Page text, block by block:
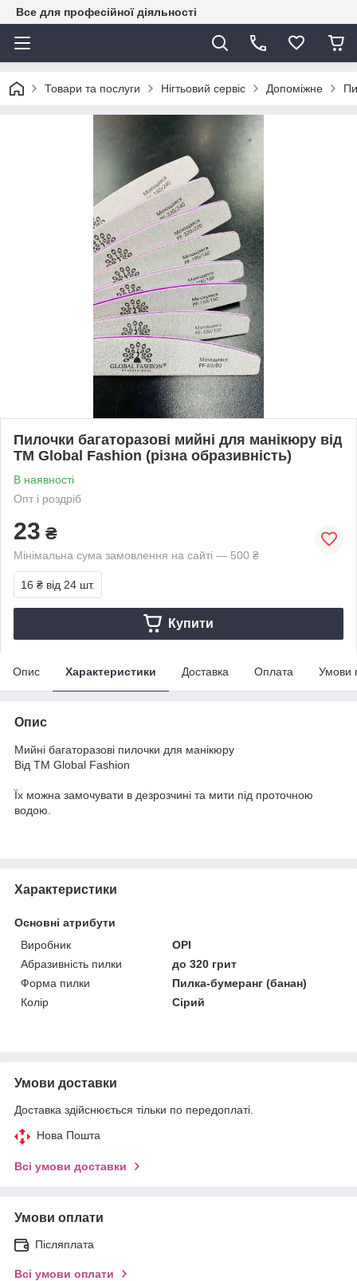
Все для професійної діяльності
Товари та послуги Нігтьовий сервіс Допоміжне
Пилочки багаторазові мийні для манікюру від
ТМ Global Fashion (різна образивність)
В наявності
Опт і роздріб
23 ₴
Мінімальна сума замовлення на сайті — 500 ₴
16 ₴ від 24 шт.
Купити
Опис Характеристики Доставка Оплата Умови
Опис
Мийні багаторазові пилочки для манікюру
Від ТМ Global Fashion
Їх можна замочувати в дезрозчині та мити під проточною
водою.
Характеристики
Основні атрибути
Виробник
OPI
Абразивність пилки
до 320 грит
Форма пилки
Пилка-бумеранг (банан)
Колір
Сірий
Умови доставки
Доставка здійснюється тільки по передоплаті.
Нова Пошта
Всі умови доставки
Умови оплати
Післяплата
Всі умови оплати